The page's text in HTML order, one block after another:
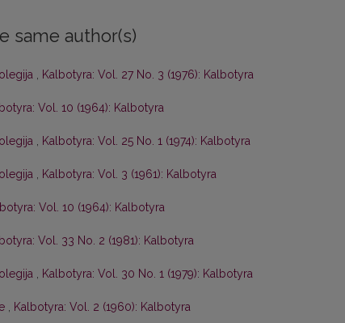
same author(s)
, Kalbotyra: Vol. 27 No. 3 (1976): Kalbotyra
Vol. 10 (1964): Kalbotyra
, Kalbotyra: Vol. 25 No. 1 (1974): Kalbotyra
, Kalbotyra: Vol. 3 (1961): Kalbotyra
Vol. 10 (1964): Kalbotyra
Vol. 33 No. 2 (1981): Kalbotyra
, Kalbotyra: Vol. 30 No. 1 (1979): Kalbotyra
, Kalbotyra: Vol. 2 (1960): Kalbotyra